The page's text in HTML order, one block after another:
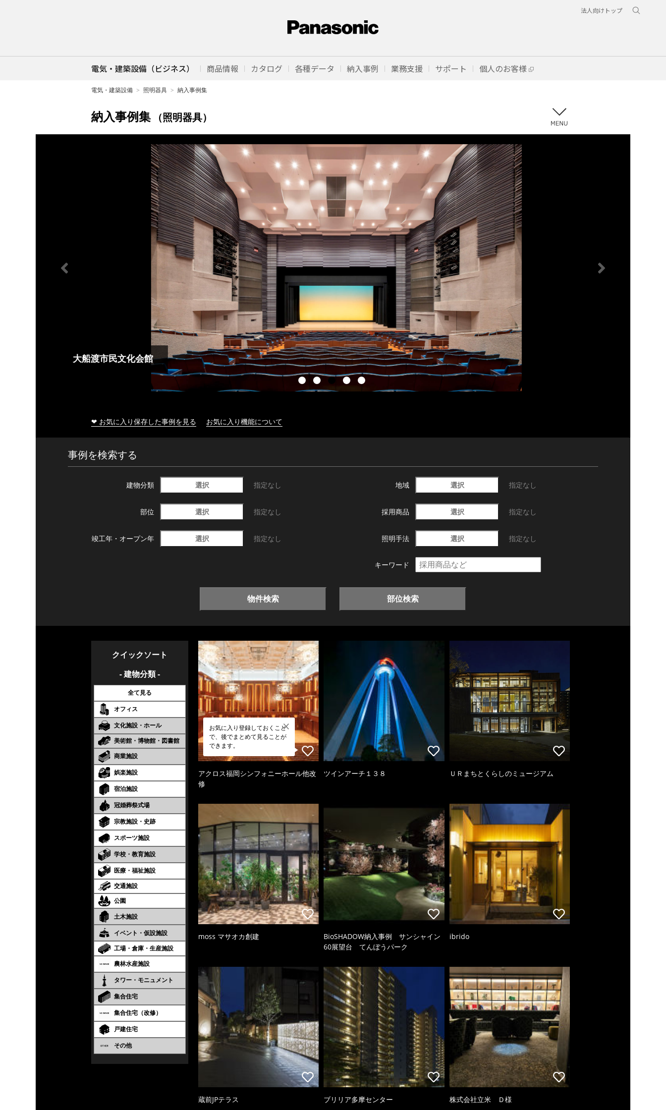
法人向けトップ
電気・建築設備（ビジネス） 商品情報 カタログ 各種データ 納入事例 業務支援 サポート 個人のお客様
電気・建築設備 照明器具 納入事例集
納入事例集 （照明器具）
大船渡市民文化会館
❤ お気に入り保存した事例を見る お気に入り機能について
事例を検索する
建物分類 選択 指定なし 地域 選択 指定なし
部位 選択 指定なし 採用商品 選択 指定なし
竣工年・ オープン年 選択 指定なし 照明手法 選択 指定なし
キーワード
物件検索 部位検索
クイックソート
- 建物分類 -
全て見る
オフィス
文化施設・ホール
美術館・博物館・図書館
商業施設
娯楽施設
宿泊施設
冠婚葬祭式場
宗教施設・史跡
スポーツ施設
学校・教育施設
医療・福祉施設
交通施設
公園
土木施設
イベント・仮設施設
工場・倉庫・生産施設
農林水産施設
タワー・モニュメント
集合住宅
集合住宅（改修）
戸建住宅
その他
お気に入り登録しておくこと
で、後でまとめて見ることが
できます。
アクロス福岡シンフォニーホール他改
修
ツインアーチ１３８ ＵＲまちとくらしのミュージアム
moss マサオカ創建
BioSHADOW納入事例 サンシャイン
60展望台 てんぼうパーク
ibrido
蔵前JPテラス ブリリア多摩センター 株式会社立米 Ｄ様